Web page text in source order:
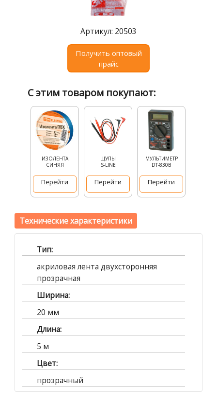
Артикул: 20503
Получить оптовый
прайс
С этим товаром покупают:
ИЗОЛЕНТА
СИНЯЯ
Перейти
ЩУПЫ
S-LINE
Перейти
МУЛЬТИМЕТР
DT-830B
Перейти
Технические характеристики
Тип:
акриловая лента двухсторонняя
прозрачная
Ширина:
20 мм
Длина:
5 м
Цвет:
прозрачный